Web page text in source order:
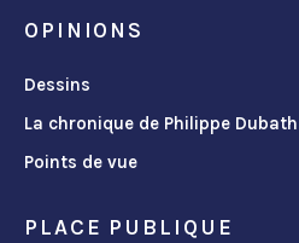
OPINIONS
Dessins
La chronique de Philippe Dubath
Points de vue
PLACE PUBLIQUE